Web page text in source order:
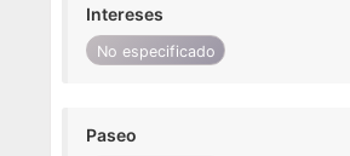
Intereses
No especificado
Paseo